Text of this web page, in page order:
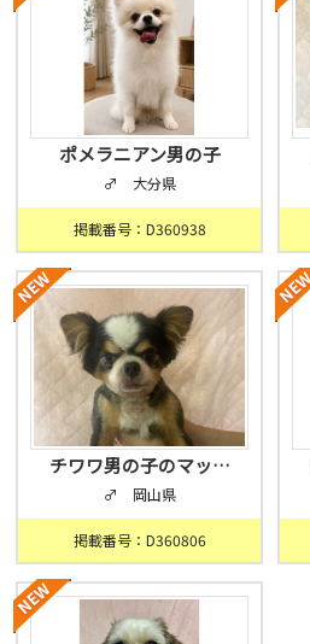
ポメラニアン男の子
♂ 大分県
掲載番号：D360938
チワワ男の子のマッ…
♂ 岡山県
掲載番号：D360806